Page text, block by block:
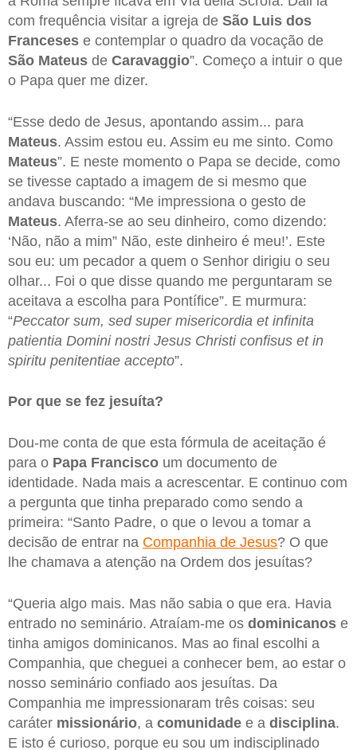
com frequência visitar a igreja de São Luis dos
Franceses e contemplar o quadro da vocação de
São Mateus de Caravaggio”. Começo a intuir o que
o Papa quer me dizer.
“Esse dedo de Jesus, apontando assim... para
Mateus. Assim estou eu. Assim eu me sinto. Como
Mateus”. E neste momento o Papa se decide, como
se tivesse captado a imagem de si mesmo que
andava buscando: “Me impressiona o gesto de
Mateus. Aferra-se ao seu dinheiro, como dizendo:
‘Não, não a mim” Não, este dinheiro é meu!’. Este
sou eu: um pecador a quem o Senhor dirigiu o seu
olhar... Foi o que disse quando me perguntaram se
aceitava a escolha para Pontífice”. E murmura:
“Peccator sum, sed super misericordia et infinita
patientia Domini nostri Jesus Christi confisus et in
spiritu penitentiae accepto”.
Por que se fez jesuíta?
Dou-me conta de que esta fórmula de aceitação é
para o Papa Francisco um documento de
identidade. Nada mais a acrescentar. E continuo com
a pergunta que tinha preparado como sendo a
primeira: “Santo Padre, o que o levou a tomar a
decisão de entrar na Companhia de Jesus? O que
lhe chamava a atenção na Ordem dos jesuítas?
“Queria algo mais. Mas não sabia o que era. Havia
entrado no seminário. Atraíam-me os dominicanos e
tinha amigos dominicanos. Mas ao final escolhi a
Companhia, que cheguei a conhecer bem, ao estar o
nosso seminário confiado aos jesuítas. Da
Companhia me impressionaram três coisas: seu
caráter missionário, a comunidade e a disciplina.
E isto é curioso, porque eu sou um indisciplinado